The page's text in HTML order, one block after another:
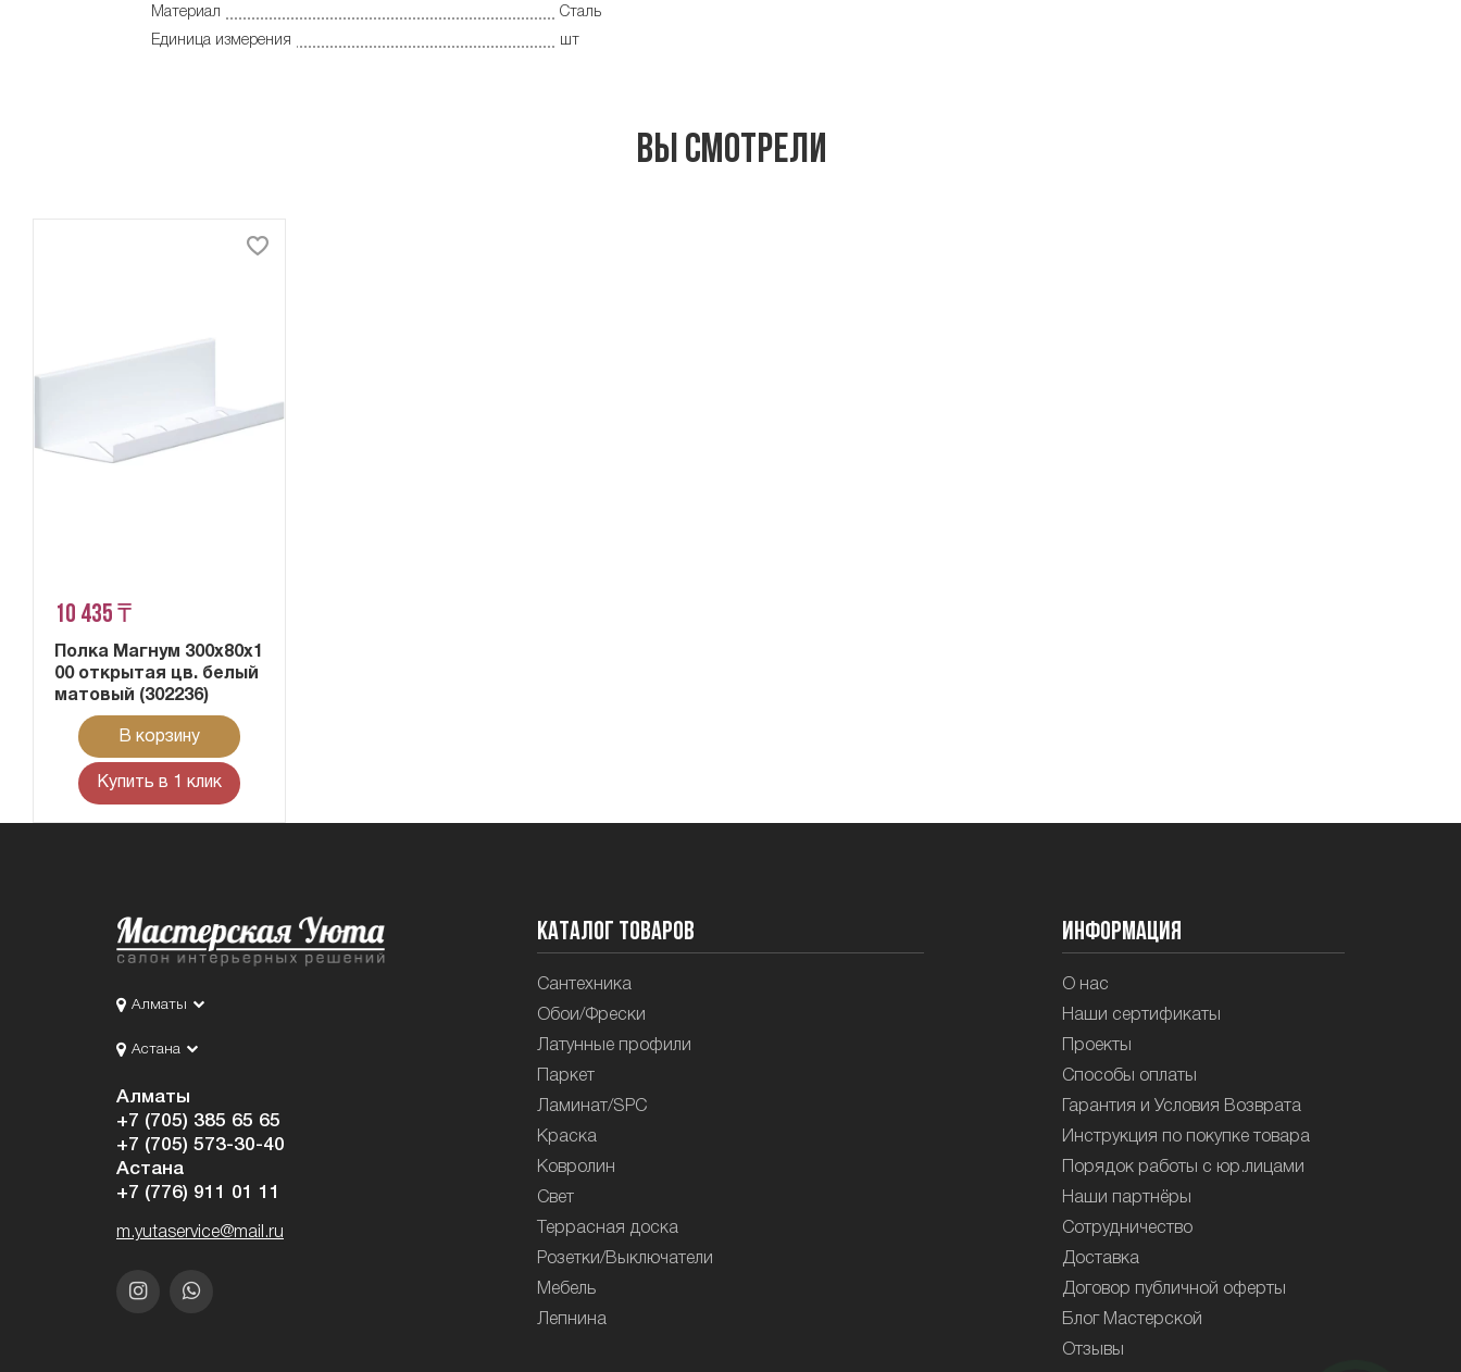
Материал
Сталь
Единица измерения
шт
Вы смотрели
10 435 ₸
Полка Магнум 300х80х1
00 открытая цв. белый
матовый (302236)
В корзину
Купить в 1 клик
Алматы
Астана
Алматы
+7 (705) 385 65 65
+7 (705) 573-30-40
Астана
+7 (776) 911 01 11
m.yutaservice@mail.ru
Каталог товаров
Сантехника
Обои/Фрески
Латунные профили
Паркет
Ламинат/SPC
Краска
Ковролин
Свет
Террасная доска
Розетки/Выключатели
Мебель
Лепнина
Информация
О нас
Наши сертификаты
Проекты
Способы оплаты
Гарантия и Условия Возврата
Инструкция по покупке товара
Порядок работы с юр.лицами
Наши партнёры
Сотрудничество
Доставка
Договор публичной оферты
Блог Мастерской
Отзывы